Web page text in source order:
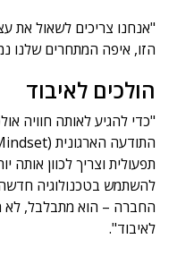
"אנחנו צריכים לשאול את
הזו, איפה המתחרים שלנו
הולכים לאיבוד
"כדי להגיע לאותה חוויה
תפעולית וצריך לכוון אותה
להשתמש בטכנולוגיה
החברה – הוא מתבלבל, לא
לאיבוד".